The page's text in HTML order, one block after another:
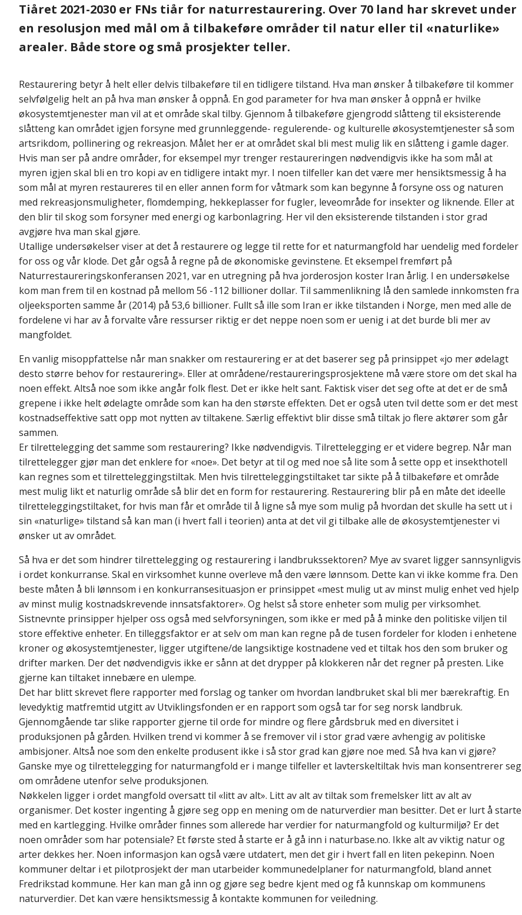
Tiåret 2021-2030 er FNs tiår for naturrestaurering. Over 70 land har skrevet under
en resolusjon med mål om å tilbakeføre områder til natur eller til «naturlike»
arealer. Både store og små prosjekter teller.
Restaurering betyr å helt eller delvis tilbakeføre til en tidligere tilstand. Hva man ønsker å tilbakeføre til kommer
selvfølgelig helt an på hva man ønsker å oppnå. En god parameter for hva man ønsker å oppnå er hvilke
økosystemtjenester man vil at et område skal tilby. Gjennom å tilbakeføre gjengrodd slåtteng til eksisterende
slåtteng kan området igjen forsyne med grunnleggende- regulerende- og kulturelle økosystemtjenester så som
artsrikdom, pollinering og rekreasjon. Målet her er at området skal bli mest mulig lik en slåtteng i gamle dager.
Hvis man ser på andre områder, for eksempel myr trenger restaureringen nødvendigvis ikke ha som mål at
myren igjen skal bli en tro kopi av en tidligere intakt myr. I noen tilfeller kan det være mer hensiktsmessig å ha
som mål at myren restaureres til en eller annen form for våtmark som kan begynne å forsyne oss og naturen
med rekreasjonsmuligheter, flomdemping, hekkeplasser for fugler, leveområde for insekter og liknende. Eller at
den blir til skog som forsyner med energi og karbonlagring. Her vil den eksisterende tilstanden i stor grad
avgjøre hva man skal gjøre.
Utallige undersøkelser viser at det å restaurere og legge til rette for et naturmangfold har uendelig med fordeler
for oss og vår klode. Det går også å regne på de økonomiske gevinstene. Et eksempel fremført på
Naturrestaureringskonferansen 2021, var en utregning på hva jorderosjon koster Iran årlig. I en undersøkelse
kom man frem til en kostnad på mellom 56 -112 billioner dollar. Til sammenlikning lå den samlede innkomsten fra
oljeeksporten samme år (2014) på 53,6 billioner. Fullt så ille som Iran er ikke tilstanden i Norge, men med alle de
fordelene vi har av å forvalte våre ressurser riktig er det neppe noen som er uenig i at det burde bli mer av
mangfoldet.
En vanlig misoppfattelse når man snakker om restaurering er at det baserer seg på prinsippet «jo mer ødelagt
desto større behov for restaurering». Eller at områdene/restaureringsprosjektene må være store om det skal ha
noen effekt. Altså noe som ikke angår folk flest. Det er ikke helt sant. Faktisk viser det seg ofte at det er de små
grepene i ikke helt ødelagte område som kan ha den største effekten. Det er også uten tvil dette som er det mest
kostnadseffektive satt opp mot nytten av tiltakene. Særlig effektivt blir disse små tiltak jo flere aktører som går
sammen.
Er tilrettelegging det samme som restaurering? Ikke nødvendigvis. Tilrettelegging er et videre begrep. Når man
tilrettelegger gjør man det enklere for «noe». Det betyr at til og med noe så lite som å sette opp et insekthotell
kan regnes som et tilretteleggingstiltak. Men hvis tilretteleggingstiltaket tar sikte på å tilbakeføre et område
mest mulig likt et naturlig område så blir det en form for restaurering. Restaurering blir på en måte det ideelle
tilretteleggingstiltaket, for hvis man får et område til å ligne så mye som mulig på hvordan det skulle ha sett ut i
sin «naturlige» tilstand så kan man (i hvert fall i teorien) anta at det vil gi tilbake alle de økosystemtjenester vi
ønsker ut av området.
Så hva er det som hindrer tilrettelegging og restaurering i landbrukssektoren? Mye av svaret ligger sannsynligvis
i ordet konkurranse. Skal en virksomhet kunne overleve må den være lønnsom. Dette kan vi ikke komme fra. Den
beste måten å bli lønnsom i en konkurransesituasjon er prinsippet «mest mulig ut av minst mulig enhet ved hjelp
av minst mulig kostnadskrevende innsatsfaktorer». Og helst så store enheter som mulig per virksomhet.
Sistnevnte prinsipper hjelper oss også med selvforsyningen, som ikke er med på å minke den politiske viljen til
store effektive enheter. En tilleggsfaktor er at selv om man kan regne på de tusen fordeler for kloden i enhetene
kroner og økosystemtjenester, ligger utgiftene/de langsiktige kostnadene ved et tiltak hos den som bruker og
drifter marken. Der det nødvendigvis ikke er sånn at det drypper på klokkeren når det regner på presten. Like
gjerne kan tiltaket innebære en ulempe.
Det har blitt skrevet flere rapporter med forslag og tanker om hvordan landbruket skal bli mer bærekraftig. En
levedyktig matfremtid utgitt av Utviklingsfonden er en rapport som også tar for seg norsk landbruk.
Gjennomgående tar slike rapporter gjerne til orde for mindre og flere gårdsbruk med en diversitet i
produksjonen på gården. Hvilken trend vi kommer å se fremover vil i stor grad være avhengig av politiske
ambisjoner. Altså noe som den enkelte produsent ikke i så stor grad kan gjøre noe med. Så hva kan vi gjøre?
Ganske mye og tilrettelegging for naturmangfold er i mange tilfeller et lavterskeltiltak hvis man konsentrerer seg
om områdene utenfor selve produksjonen.
Nøkkelen ligger i ordet mangfold oversatt til «litt av alt». Litt av alt av tiltak som fremelsker litt av alt av
organismer. Det koster ingenting å gjøre seg opp en mening om de naturverdier man besitter. Det er lurt å starte
med en kartlegging. Hvilke områder finnes som allerede har verdier for naturmangfold og kulturmiljø? Er det
noen områder som har potensiale? Et første sted å starte er å gå inn i naturbase.no. Ikke alt av viktig natur og
arter dekkes her. Noen informasjon kan også være utdatert, men det gir i hvert fall en liten pekepinn. Noen
kommuner deltar i et pilotprosjekt der man utarbeider kommunedelplaner for naturmangfold, bland annet
Fredrikstad kommune. Her kan man gå inn og gjøre seg bedre kjent med og få kunnskap om kommunens
naturverdier. Det kan være hensiktsmessig å kontakte kommunen for veiledning.